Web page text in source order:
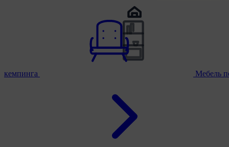
кемпинга Мебель